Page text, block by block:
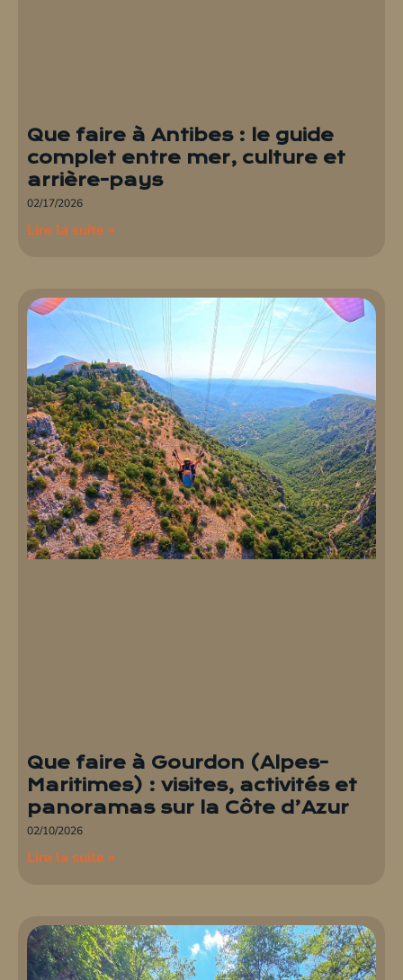
Que faire à Antibes : le guide
complet entre mer, culture et
arrière-pays
02/17/2026
Lire la suite »
Que faire à Gourdon (Alpes-
Maritimes) : visites, activités et
panoramas sur la Côte d’Azur
02/10/2026
Lire la suite »